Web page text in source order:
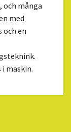
och många
med
och en
maskin.